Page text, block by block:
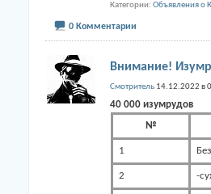
Категории Объявления о
0 Комментарии
Внимание!
Смотритель 14.12.2022 в
40 000 изумрудов
№
1
2 -